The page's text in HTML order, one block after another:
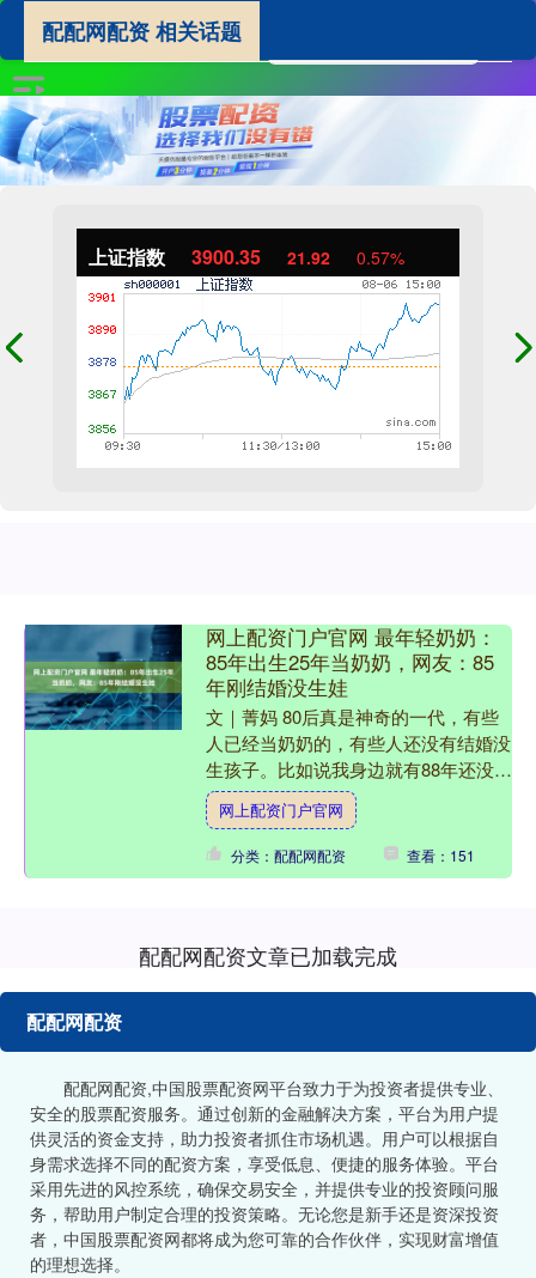
上证指数 3900.35 21.92 0.57%
配配网配资 相关话题
网上配资门户官网 最年轻奶奶：
85年出生25年当奶奶，网友：85
年刚结婚没生娃
文｜菁妈 80后真是神奇的一代，有些
人已经当奶奶的，有些人还没有结婚没
生孩子。比如说我身边就有88年还没有
结婚没生孩子的女性朋友。 还有一些
却已经做了奶奶，可能....
网上配资门户官网
分类：配配网配资 查看：151
配配网配资文章已加载完成
配配网配资
配配网配资,中国股票配资网平台致力于为投资者提供专业、
安全的股票配资服务。通过创新的金融解决方案，平台为用户提
供灵活的资金支持，助力投资者抓住市场机遇。用户可以根据自
身需求选择不同的配资方案，享受低息、便捷的服务体验。平台
采用先进的风控系统，确保交易安全，并提供专业的投资顾问服
务，帮助用户制定合理的投资策略。无论您是新手还是资深投资
者，中国股票配资网都将成为您可靠的合作伙伴，实现财富增值
的理想选择。